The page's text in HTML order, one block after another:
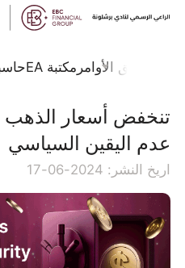
تدفق الأوامر مكتبة EA
تنخفض أسعار الذهب
عدم اليقين السياسي
اريخ النشر: 2024-06-17